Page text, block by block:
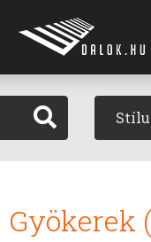
Gyökerek